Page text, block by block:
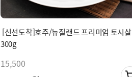
[신선도착]호주/뉴질랜드 프리미엄 토시살
300g
15,500